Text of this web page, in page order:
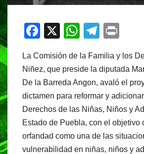
F
c
e
b
o
o
k
X
W
at
s
A
p
p
T
e
gr
a
m
t
La Comisión de la Familia y los
Niñez, que preside la diputada
De la Barreda Angon, avaló el
dictamen para reformar y
Derechos de las Niñas, Niños y
Estado de Puebla, con el objetivo
orfandad como una de las
vulnerabilidad en niñas, niños y